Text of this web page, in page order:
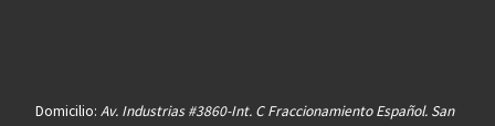
Domicilio: Av. Industrias #3860-Int. C Fraccionamiento Español. San